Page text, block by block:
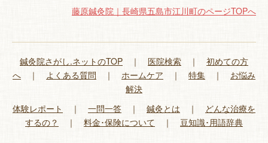
藤原鍼灸院｜長崎県五島市江川町のページTOPへ
鍼灸院さがし.ネットのTOP ｜ 医院検索 ｜ 初めての方
へ ｜ よくある質問 ｜ ホームケア ｜ 特集 ｜ お悩み
解決
体験レポート
｜ 一問一答 ｜ 鍼灸とは ｜ どんな治療を
するの？
｜ 料金･保険について ｜ 豆知識･用語辞典